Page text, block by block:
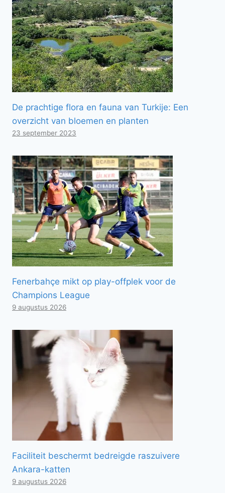
De prachtige flora en fauna van Turkije: Een
overzicht van bloemen en planten
23 september 2023
Fenerbahçe mikt op play-offplek voor de
Champions League
9 augustus 2026
Faciliteit beschermt bedreigde raszuivere
Ankara-katten
9 augustus 2026